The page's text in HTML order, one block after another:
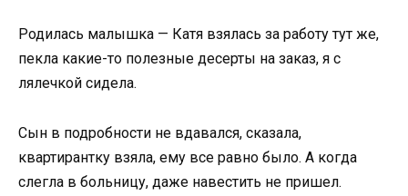
Родилась малышка — Катя взялась за работу тут же,
пекла какие-то полезные десерты на заказ, я с
лялечкой сидела.
Сын в подробности не вдавался, сказала,
квартирантку взяла, ему все равно было. А когда
слегла в больницу, даже навестить не пришел.